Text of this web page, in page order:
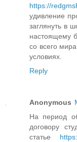
https://
удивление
заглянуть в
настоящему
со всего
условиях.
Reply
Anonymous
На период
договору
статье